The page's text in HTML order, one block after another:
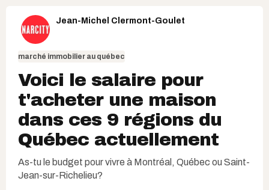
Jean-Michel Clermont-Goulet
marché immobilier au québec
Voici le salaire pour
t'acheter une maison
dans ces 9 régions du
Québec actuellement
As-tu le budget pour vivre à Montréal, Québec ou Saint-
Jean-sur-Richelieu?